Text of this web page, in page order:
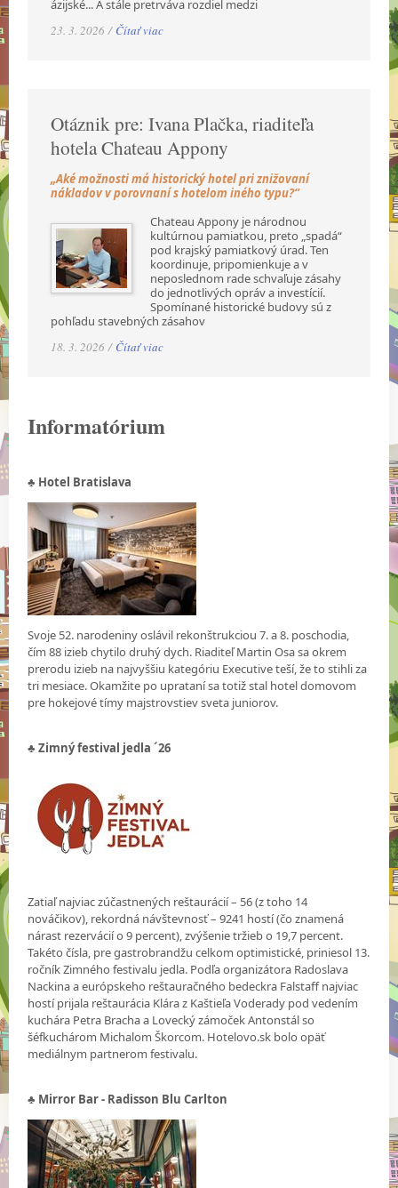
ázijské... A stále pretrváva rozdiel medzi
23. 3. 2026 / Čítať viac
Otáznik pre: Ivana Plačka, riaditeľa
hotela Chateau Appony
„Aké možnosti má historický hotel pri znižovaní
nákladov v porovnaní s hotelom iného typu?“
Chateau Appony je národnou
kultúrnou pamiatkou, preto „spadá“
pod krajský pamiatkový úrad. Ten
koordinuje, pripomienkuje a v
neposlednom rade schvaľuje zásahy
do jednotlivých opráv a investícií.
Spomínané historické budovy sú z
pohľadu stavebných zásahov
18. 3. 2026 / Čítať viac
Informatórium
♣ Hotel Bratislava
Svoje 52. narodeniny oslávil rekonštrukciou 7. a 8. poschodia,
čím 88 izieb chytilo druhý dych. Riaditeľ Martin Osa sa okrem
prerodu izieb na najvyššiu kategóriu Executive teší, že to stihli za
tri mesiace. Okamžite po uprataní sa totiž stal hotel domovom
pre hokejové tímy majstrovstiev sveta juniorov.
♣ Zimný festival jedla ´26
Zatiaľ najviac zúčastnených reštaurácií – 56 (z toho 14
nováčikov), rekordná návštevnosť – 9241 hostí (čo znamená
nárast rezervácií o 9 percent), zvýšenie tržieb o 19,7 percent.
Takéto čísla, pre gastrobrandžu celkom optimistické, priniesol 13.
ročník Zimného festivalu jedla. Podľa organizátora Radoslava
Nackina a európskeho reštauračného bedeckra Falstaff najviac
hostí prijala reštaurácia Klára z Kaštieľa Voderady pod vedením
kuchára Petra Bracha a Lovecký zámoček Antonstál so
šéfkuchárom Michalom Škorcom. Hotelovo.sk bolo opäť
mediálnym partnerom festivalu.
♣ Mirror Bar - Radisson Blu Carlton